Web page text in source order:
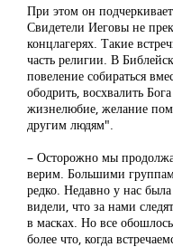
При этом он
Свидетели Иеговы не
концлагерях. Такие
часть религии. В
повеление собираться
ободрить, восхвалить
жизнелюбие, желание
другим людям".
– Осторожно мы
верим. Большими
редко. Недавно у нас
видели, что за нами
в масках. Но все
более что, когда